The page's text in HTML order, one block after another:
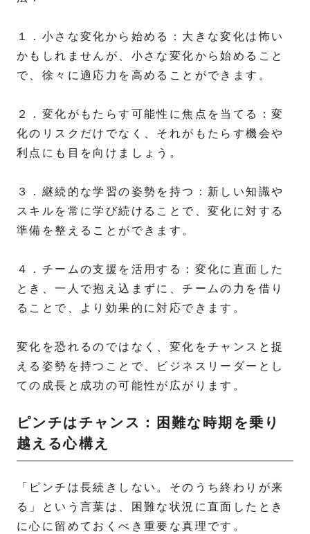
１．小さな変化から始める：大きな変化は怖い
かもしれませんが、小さな変化から始めること
で、徐々に適応力を高めることができます。
２．変化がもたらす可能性に焦点を当てる：変
化のリスクだけでなく、それがもたらす機会や
利点にも目を向けましょう。
３．継続的な学習の姿勢を持つ：新しい知識や
スキルを常に学び続けることで、変化に対する
準備を整えることができます。
４．チームの支援を活用する：変化に直面した
とき、一人で抱え込まずに、チームの力を借り
ることで、より効果的に対応できます。
変化を恐れるのではなく、変化をチャンスと捉
える姿勢を持つことで、ビジネスリーダーとし
ての成長と成功の可能性が広がります。
ピンチはチャンス：困難な時期を乗り
越える心構え
「ピンチは長続きしない。そのうち終わりが来
る」という言葉は、困難な状況に直面したとき
に心に留めておくべき重要な真理です。